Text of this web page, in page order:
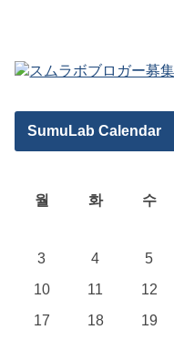
SumuLab Calendar
월
화 수
3
4 5
10
11 12
17
18 19